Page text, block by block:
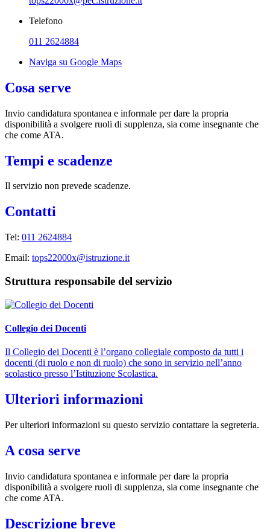
Telefono
011 2624884
Naviga su Google Maps
Cosa serve
Invio candidatura spontanea e informale per dare la propria
disponibilità a svolgere ruoli di supplenza, sia come insegnante che
che come ATA.
Tempi e scadenze
Il servizio non prevede scadenze.
Contatti
Tel: 011 2624884
Email: tops22000x@istruzione.it
Struttura responsabile del servizio
Collegio dei Docenti
Il Collegio dei Docenti è l’organo collegiale composto da tutti i
docenti (di ruolo e non di ruolo) che sono in servizio nell’anno
scolastico presso l’Istituzione Scolastica.
Ulteriori informazioni
Per ulteriori informazioni su questo servizio contattare la segreteria.
A cosa serve
Invio candidatura spontanea e informale per dare la propria
disponibilità a svolgere ruoli di supplenza, sia come insegnante che
che come ATA.
Descrizione breve